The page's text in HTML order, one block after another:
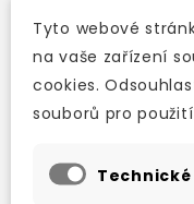
presentation of
flashcards &
songs, chants
Total Physical
circle-time
Tyto webové
na vaše zařízení
cookies.
souborů pro